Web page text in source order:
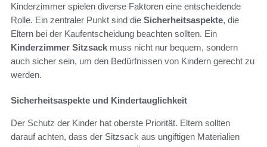
Kinderzimmer spielen diverse Faktoren eine entscheidende
Rolle. Ein zentraler Punkt sind die Sicherheitsaspekte, die
Eltern bei der Kaufentscheidung beachten sollten. Ein
Kinderzimmer Sitzsack muss nicht nur bequem, sondern
auch sicher sein, um den Bedürfnissen von Kindern gerecht zu
werden.
Sicherheitsaspekte und Kindertauglichkeit
Der Schutz der Kinder hat oberste Priorität. Eltern sollten
darauf achten, dass der Sitzsack aus ungiftigen Materialien